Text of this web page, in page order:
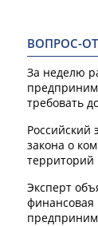
ВОПРОС-
За неделю
требовать
Российский
закона о
территорий
Эксперт
финансовая